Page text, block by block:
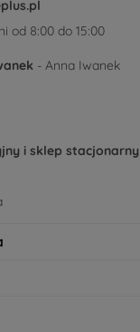
od 8:00 do 15:00
- Anna Iwanek
i sklep stacjonarny